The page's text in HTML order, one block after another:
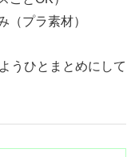
（プラ素材）
うひとまとめにして